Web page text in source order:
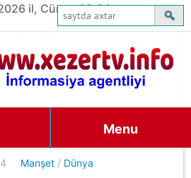
il, Cümə, 03:34
Menu
Manşet / Dünya